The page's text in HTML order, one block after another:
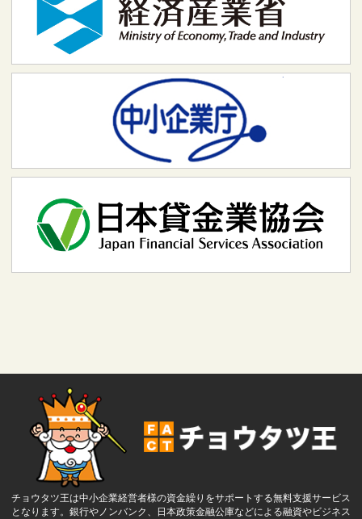
チョウタツ王は中小企業経営者様の資金繰りをサポートする無料支援サービス
となります。銀行やノンバンク、日本政策金融公庫などによる融資やビジネス